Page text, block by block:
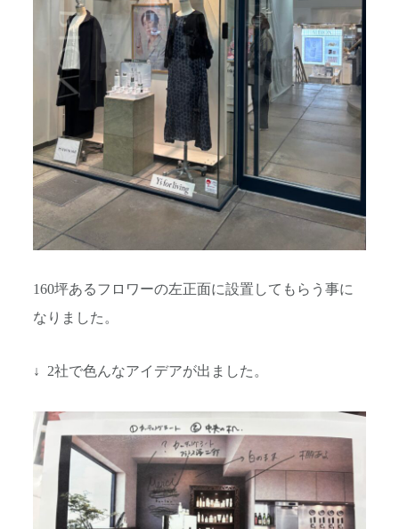
160坪あるフロワーの左正面に設置してもらう事に
なりました。
↓ 2社で色んなアイデアが出ました。